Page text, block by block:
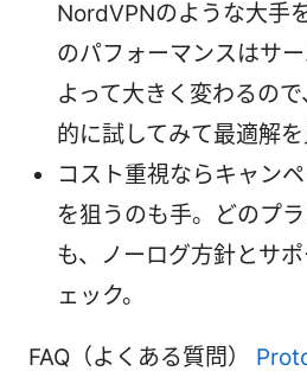
NordVPNのような大手
のパフォーマンスはサ
よって大きく変わるの
的に試してみて最適解を
コスト重視ならキャン
を狙うのも手。どのプ
も、ノーログ方針とサ
ェック。
FAQ（よくある質問）